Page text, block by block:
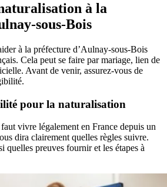
à la
sous-Bois
à la préfecture d’Aulnay-sous-Bois
Cela peut se faire par mariage, lien de
Avant de venir, assurez-vous de
pour la naturalisation
vivre légalement en France depuis un
dira clairement quelles règles suivre.
quelles preuves fournir et les étapes à